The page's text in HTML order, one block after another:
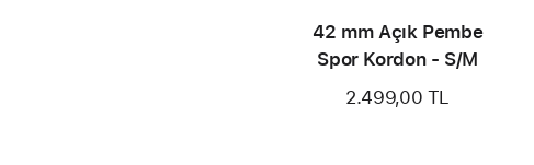
42 mm Açık Pembe
Spor Kordon - S/M
2.499,00 TL